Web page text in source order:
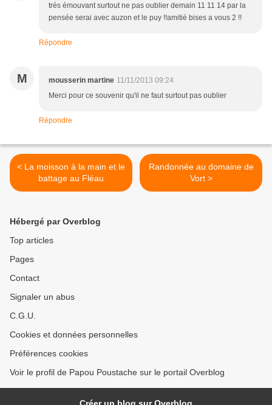
trés émouvant surtout ne pas oublier demain 11 11 14 par la
pensée serai avec auzon et le puy !!amitié bises a vous 2 !!
Répondre
M mousserin martine 11/11/2013 09:24
Merci pour ce souvenir qu'il ne faut surtout pas oublier
Répondre
< La moisson à la main et le
battage au Fléau
Randonnée au domaine de
Vort >
Hébergé par Overblog
Top articles
Pages
Contact
Signaler un abus
C.G.U.
Cookies et données personnelles
Préférences cookies
Voir le profil de Papou Poustache sur le portail Overblog